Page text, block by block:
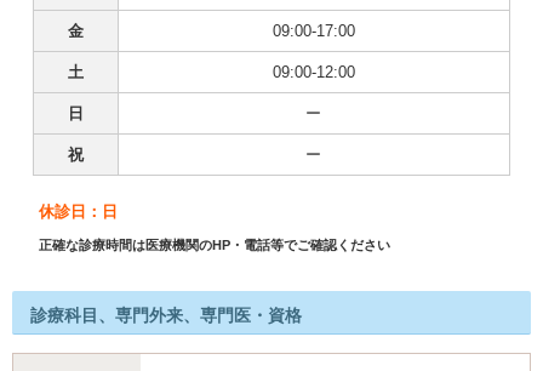
金 09:00-17:00
土 09:00-12:00
日 ー
祝 ー
休診日：日
正確な診療時間は医療機関のHP・電話等でご確認ください
診療科目、専門外来、専門医・資格